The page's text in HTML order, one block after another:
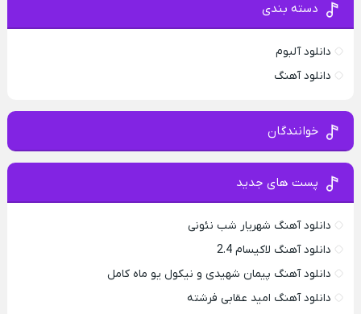
دسته بندی
دانلود آلبوم
دانلود آهنگ
خوانندگان
پست های جدید
دانلود آهنگ شهریار شب نئونی
دانلود آهنگ لاکیسام 2.4
دانلود آهنگ پیمان شهیدی و نیکول یو ماه کامل
دانلود آهنگ امید عقابی فرشته